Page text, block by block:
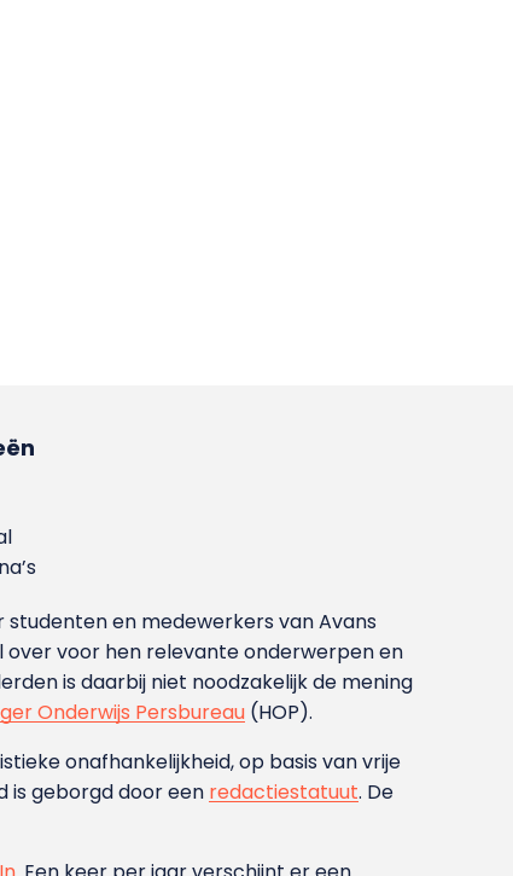
en medewerkers van Avans
over voor hen relevante onderwerpen en
is daarbij niet noodzakelijk de mening
Onderwijs Persbureau (HOP).
onafhankelijkheid, op basis van vrije
is geborgd door een redactiestatuut. De